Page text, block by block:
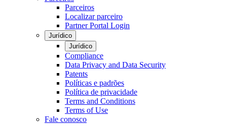
Parceiros
Localizar parceiro
Partner Portal Login
Jurídico
Jurídico
Compliance
Data Privacy and Data Security
Patents
Políticas e padrões
Política de privacidade
Terms and Conditions
Terms of Use
Fale conosco